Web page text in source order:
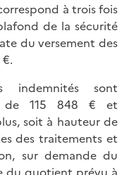
à trois fois
de la sécurité
du versement des
indemnités sont
de 115 848 € et
soit à hauteur de
des traitements et
sur demande du